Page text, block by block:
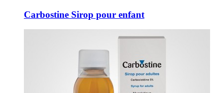
Carbostine Sirop pour enfant